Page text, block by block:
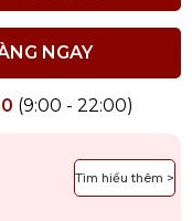
NGAY
(9:00 - 22:00)
Tìm hiểu thêm >